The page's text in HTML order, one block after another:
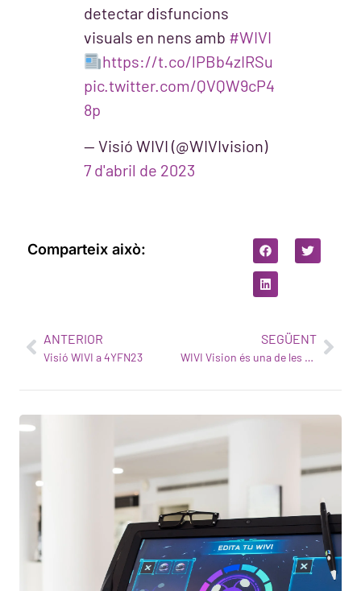
detectar disfuncions
visuals en nens amb #WIVI
https://t.co/lPBb4zIRSu
pic.twitter.com/QVQW9cP4
8p
— Visió WIVI (@WIVIvision)
7 d'abril de 2023
Comparteix això:
ANTERIOR
Visió WIVI a 4YFN23
SEGÜENT
WIVI Vision és una de les 5 guanyadores dels Premis UNICEF Lab